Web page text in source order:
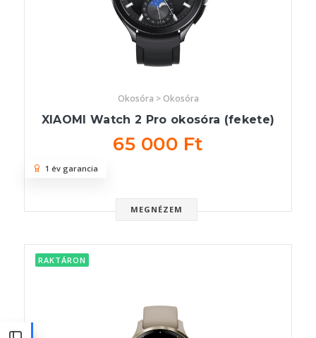
Okosóra > Okosóra
XIAOMI Watch 2 Pro okosóra (fekete)
65 000 Ft
MEGNÉZEM
1 év garancia
RAKTÁRON